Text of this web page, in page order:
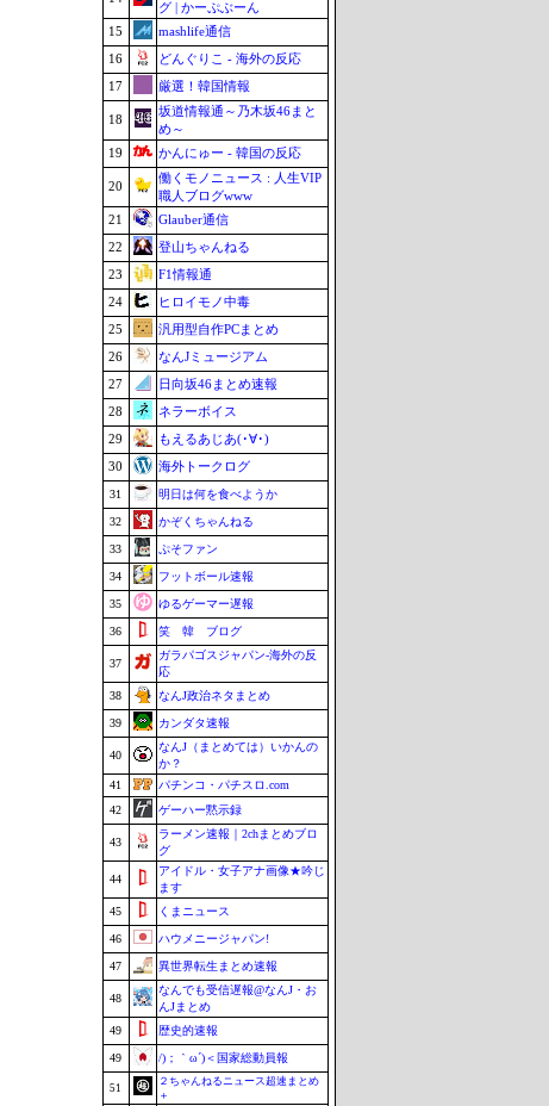
グ | かーぷぶーん
15
mashlife通信
16
どんぐりこ - 海外の反応
17
厳選！韓国情報
18
坂道情報通～乃木坂46まと
め～
19
かんにゅー - 韓国の反応
20
働くモノニュース : 人生VIP
職人ブログwww
21
Glauber通信
22
登山ちゃんねる
23
F1情報通
24
ヒロイモノ中毒
25
汎用型自作PCまとめ
26
なんJミュージアム
27
日向坂46まとめ速報
28
ネラーボイス
29
もえるあじあ(･∀･)
30
海外トークログ
31 明日は何を食べようか
32 かぞくちゃんねる
33 ぷそファン
34 フットボール速報
35 ゆるゲーマー遅報
36 笑 韓 ブログ
37
ガラパゴスジャパン-海外の反
応
38
なんJ政治ネタまとめ
39 カンダタ速報
40
なんJ（まとめては）いかんの
か？
41
パチンコ・パチスロ.com
42
ゲーハー黙示録
43
ラーメン速報｜2chまとめブロ
グ
44
アイドル・女子アナ画像★吟じ
ます
45
くまニュース
46 ハウメニージャパン!
47 異世界転生まとめ速報
48
なんでも受信遅報@なんJ・お
んJまとめ
49
歴史的速報
49 /)；｀ω´)＜国家総動員報
51
２ちゃんねるニュース超速まとめ
＋